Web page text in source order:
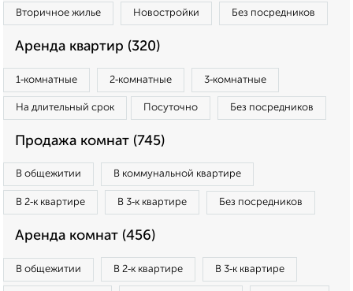
Вторичное жилье Новостройки Без посредников
Аренда квартир (320)
1‑комнатные 2‑комнатные 3‑комнатные
На длительный срок Посуточно Без посредников
Продажа комнат (745)
В общежитии В коммунальной квартире
В 2‑к квартире В 3‑к квартире Без посредников
Аренда комнат (456)
В общежитии В 2‑к квартире В 3‑к квартире